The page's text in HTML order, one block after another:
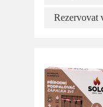
Rezervovat